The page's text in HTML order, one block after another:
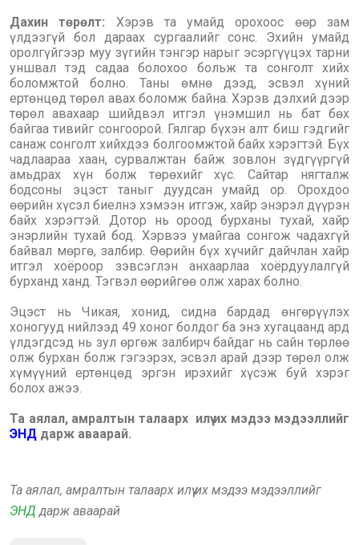
Дахин төрөлт: Хэрэв та умайд орохоос өөр зам
үлдээгүй бол дараах сургаалийг сонс. Эхийн умайд
оролгүйгээр муу зүгийн тэнгэр нарыг эсэргүүцэх тарни
уншвал тэд садаа болохоо больж та сонголт хийх
боломжтой болно. Таны өмнө дээд, эсвэл хүний
ертөнцөд төрөл авах боломж байна. Хэрэв дэлхий дээр
төрөл авахаар шийдвэл итгэл үнэмшил нь бат бөх
байгаа тивийг сонгоорой. Гялгар бүхэн алт биш гэдгийг
санаж сонголт хийхдээ болгоомжтой байх хэрэгтэй. Бүх
чадлаараа хаан, сурвалжтан байж зовлон зүдгүүргүй
амьдрах хүн болж төрөхийг хүс. Сайтар нягталж
бодсоны эцэст таныг дуудсан умайд ор. Орохдоо
өөрийн хүсэл биелнэ хэмээн итгэж, хайр энэрэл дүүрэн
байх хэрэгтэй. Дотор нь ороод бурханы тухай, хайр
энэрлийн тухай бод. Хэрвээ умайгаа сонгож чадахгүй
байвал мөргө, залбир. Өөрийн бүх хүчийг дайчлан хайр
итгэл хоёроор зэвсэглэн анхаарлаа хоёрдуулалгүй
бурханд ханд. Тэгвэл өөрийгөө олж харах болно.
Эцэст нь Чикая, хонид, сидна бардад өнгөрүүлэх
хоногууд нийлээд 49 хоног болдог ба энэ хугацаанд ард
үлдэгдсэд нь зул өргөж залбирч байдаг нь сайн төрлөө
олж бурхан болж гэгээрэх, эсвэл арай дээр төрөл олж
хүмүүний ертөнцөд эргэн ирэхийг хүсэж буй хэрэг
болох ажээ.
Та аялал, амралтын талаарх илүү их мэдээ мэдээллийг
ЭНД дарж аваарай.
Та аялал, амралтын талаарх илүү их мэдээ мэдээллийг
ЭНД дарж аваарай